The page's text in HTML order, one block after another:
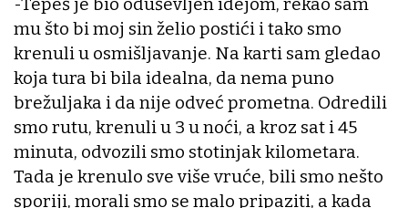
mu što bi moj sin želio postići i tako smo
krenuli u osmišljavanje. Na karti sam gledao
koja tura bi bila idealna, da nema puno
brežuljaka i da nije odveć prometna. Odredili
smo rutu, krenuli u 3 u noći, a kroz sat i 45
minuta, odvozili smo stotinjak kilometara.
Tada je krenulo sve više vruće, bili smo nešto
sporiji, morali smo se malo pripaziti, a kada